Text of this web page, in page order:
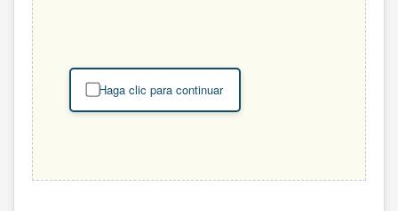
Haga clic para continuar